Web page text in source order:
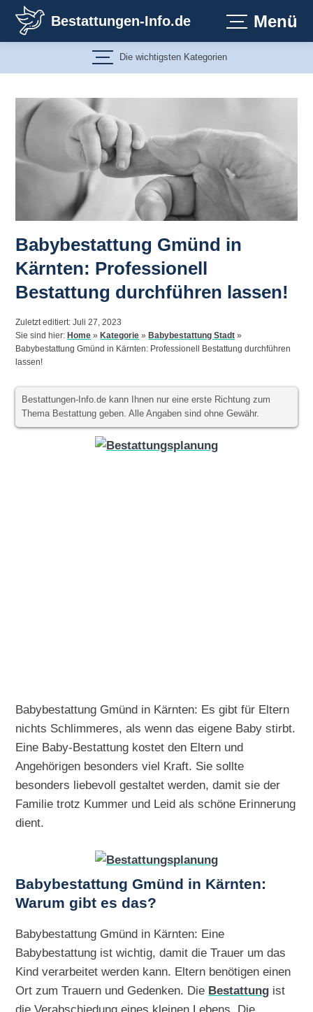
Inhalt
springen
Bestattungen-Info.de Menü
Die wichtigsten Kategorien
Babybestattung Gmünd in
Kärnten: Professionell
Bestattung durchführen lassen!
Zuletzt editiert: Juli 27, 2023
Sie sind hier:Home »Kategorie »Babybestattung Stadt »
Babybestattung Gmünd in Kärnten: Professionell Bestattung durchführen
lassen!
Bestattungen-Info.de kann Ihnen nur eine erste Richtung zum
Thema Bestattung geben. Alle Angaben sind ohne Gewähr.
Babybestattung Gmünd in Kärnten: Es gibt für Eltern
nichts Schlimmeres, als wenn das eigene Baby stirbt.
Eine Baby-Bestattung kostet den Eltern und
Angehörigen besonders viel Kraft. Sie sollte
besonders liebevoll gestaltet werden, damit sie der
Familie trotz Kummer und Leid als schöne Erinnerung
dient.
Babybestattung Gmünd in Kärnten:
Warum gibt es das?
Babybestattung Gmünd in Kärnten: Eine
Babybestattung ist wichtig, damit die Trauer um das
Kind verarbeitet werden kann. Eltern benötigen einen
Ort zum Trauern und Gedenken. Die Bestattung ist
die Verabschiedung eines kleinen Lebens. Die